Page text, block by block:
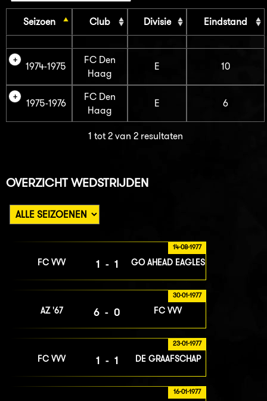
Seizoen Club Divisie Eindstand
1974-1975
FC Den
Haag
E 10
1975-1976
FC Den
Haag
E 6
1 tot 2 van 2 resultaten
OVERZICHT WEDSTRIJDEN
14-08-1977
FC VVV 1-1 GO AHEAD EAGLES
30-01-1977
AZ '67 6-0 FC VVV
23-01-1977
FC VVV 1-1 DE GRAAFSCHAP
16-01-1977